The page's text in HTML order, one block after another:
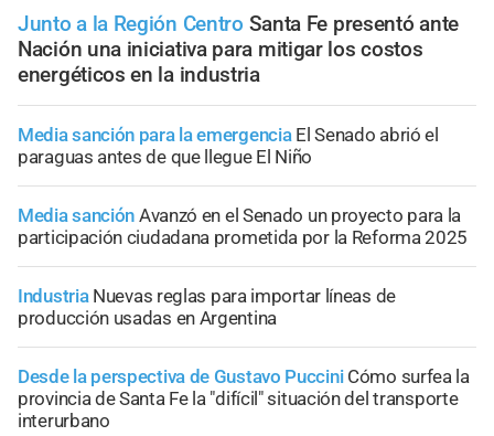
Junto a la Región Centro Santa Fe presentó ante
Nación una iniciativa para mitigar los costos
energéticos en la industria
Media sanción para la emergencia El Senado abrió el
paraguas antes de que llegue El Niño
Media sanción Avanzó en el Senado un proyecto para la
participación ciudadana prometida por la Reforma 2025
Industria Nuevas reglas para importar líneas de
producción usadas en Argentina
Desde la perspectiva de Gustavo Puccini Cómo surfea la
provincia de Santa Fe la "difícil" situación del transporte
interurbano